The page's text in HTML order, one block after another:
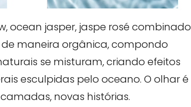
ocean jasper, jaspe rosé combinado
maneira orgânica, compondo
se misturam, criando efeitos
esculpidas pelo oceano. O olhar é
novas histórias.